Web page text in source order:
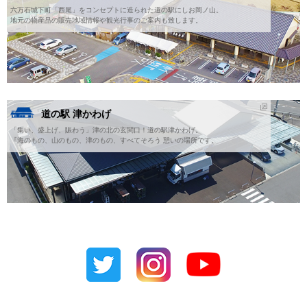
六万石城下町「西尾」をコンセプトに造られた道の駅にしお岡ノ山。
地元の物産品の販売地域情報や観光行事のご案内も致します。
道の駅 津かわげ
「集い、盛上げ、賑わう」津の北の玄関口！道の駅津かわげ。
『海のもの、山のもの、津のもの、すべてそろう 憩いの場所です。